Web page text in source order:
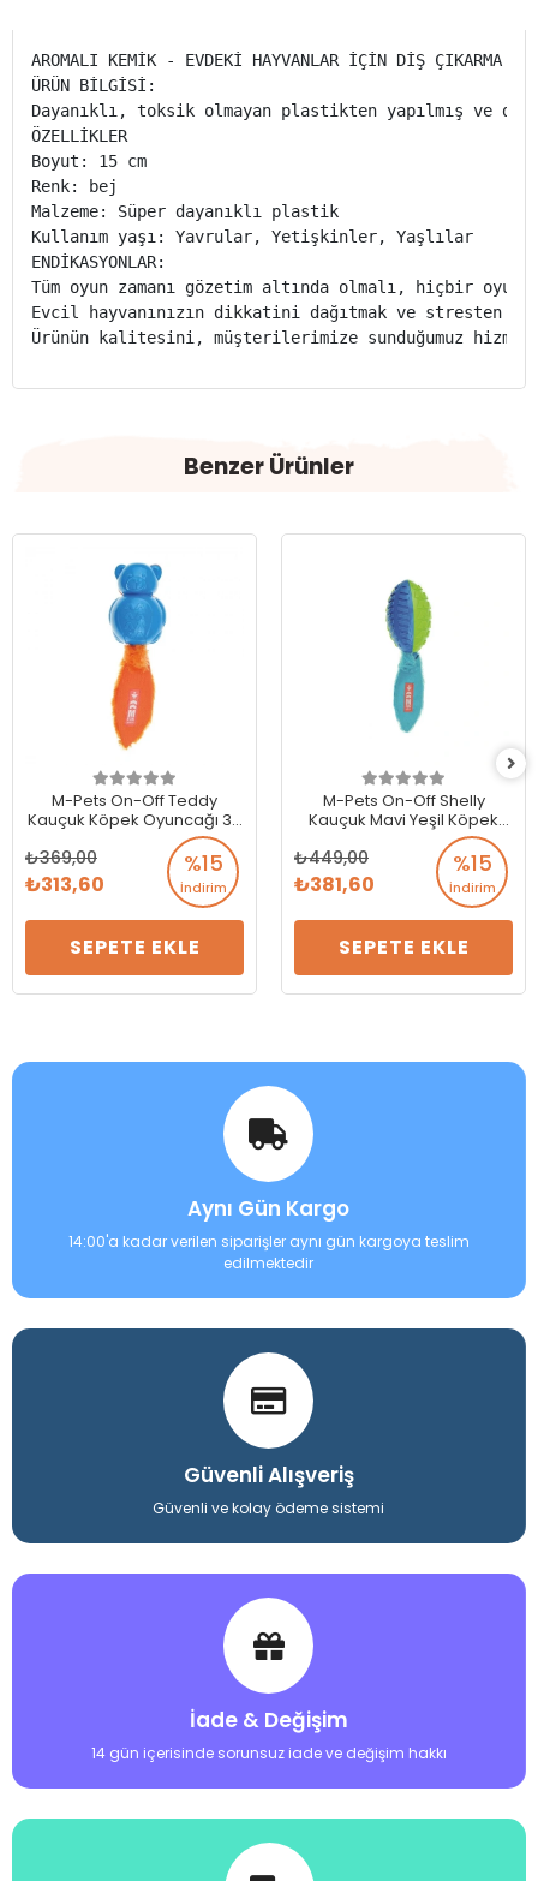
AROMALI KEMİK - EVDEKİ HAYVANLAR İÇİN DİŞ ÇIKARMA
ÜRÜN BİLGİSİ:
Dayanıklı, toksik olmayan plastikten yapılmış ve
ÖZELLİKLER
Boyut: 15 cm
Renk: bej
Malzeme: Süper dayanıklı plastik
Kullanım yaşı: Yavrular, Yetişkinler, Yaşlılar
ENDİKASYONLAR:
Tüm oyun zamanı gözetim altında olmalı, hiçbir
Evcil hayvanınızın dikkatini dağıtmak ve
Ürünün kalitesini, müşterilerimize sunduğumuz
Benzer Ürünler
M-Pets On-Off Teddy
Kauçuk Köpek Oyuncağı 30
%15
İndirim
369,00
313,60
SEPETE EKLE
M-Pets On-Off Shelly
Kauçuk Mavi Yeşil Köpek
%15
İndirim
449,00
381,60
SEPETE EKLE
Aynı Gün Kargo
14:00'a kadar verilen siparişler aynı gün kargoya teslim
edilmektedir
Güvenli Alışveriş
Güvenli ve kolay ödeme sistemi
İade & Değişim
14 gün içerisinde sorunsuz iade ve değişim hakkı